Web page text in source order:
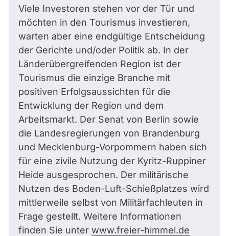
Viele Investoren stehen vor der Tür und
möchten in den Tourismus investieren,
warten aber eine endgültige Entscheidung
der Gerichte und/oder Politik ab. In der
Länderübergreifenden Region ist der
Tourismus die einzige Branche mit
positiven Erfolgsaussichten für die
Entwicklung der Region und dem
Arbeitsmarkt. Der Senat von Berlin sowie
die Landesregierungen von Brandenburg
und Mecklenburg-Vorpommern haben sich
für eine zivile Nutzung der Kyritz-Ruppiner
Heide ausgesprochen. Der militärische
Nutzen des Boden-Luft-Schießplatzes wird
mittlerweile selbst von Militärfachleuten in
Frage gestellt. Weitere Informationen
finden Sie unter www.freier-himmel.de